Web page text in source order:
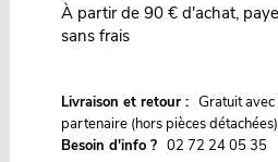
À partir de 90 € d'achat,
sans frais
Livraison et retour : Gratuit
partenaire (hors pièces détachées)
Besoin d'info ? 02 72 24 05 35